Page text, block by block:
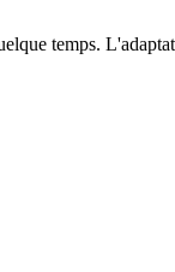
temps.